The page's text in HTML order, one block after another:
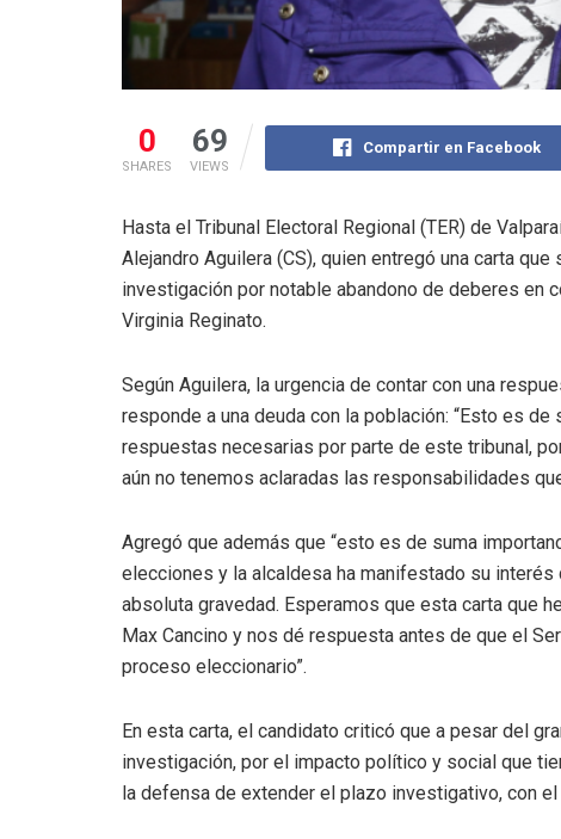
0
SHARES
69
VIEWS
Compartir en Facebook
Hasta el Tribunal Electoral Regional (TER) de
Alejandro Aguilera (CS), quien entregó una carta
investigación por notable abandono de deberes en
Virginia Reginato.
Según Aguilera, la urgencia de contar con una
responde a una deuda con la población: “Esto es
respuestas necesarias por parte de este tribunal,
aún no tenemos aclaradas las responsabilidades
Agregó que además que “esto es de suma
elecciones y la alcaldesa ha manifestado su
absoluta gravedad. Esperamos que esta carta que
Max Cancino y nos dé respuesta antes de que el
proceso eleccionario”.
En esta carta, el candidato criticó que a pesar del
investigación, por el impacto político y social que
la defensa de extender el plazo investigativo, con